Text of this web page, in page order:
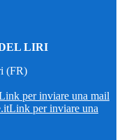
LIRI
(FR)
per inviare una mail
Link per inviare una